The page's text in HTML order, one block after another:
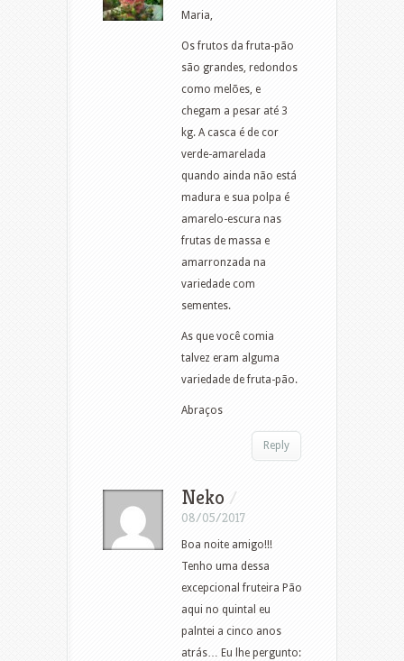
Maria,
Os frutos da fruta-pão
são grandes, redondos
como melões, e
chegam a pesar até 3
kg. A casca é de cor
verde-amarelada
quando ainda não está
madura e sua polpa é
amarelo-escura nas
frutas de massa e
amarronzada na
variedade com
sementes.
As que você comia
talvez eram alguma
variedade de fruta-pão.
Abraços
Reply
Neko /
08/05/2017
Boa noite amigo!!!
Tenho uma dessa
excepcional fruteira Pão
aqui no quintal eu
palntei a cinco anos
atrás… Eu lhe pergunto: